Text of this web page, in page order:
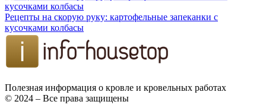
Рецепты на скорую руку: картофельные запеканки с
кусочками колбасы
Полезная информация о кровле и кровельных работах
© 2024 – Все права защищены